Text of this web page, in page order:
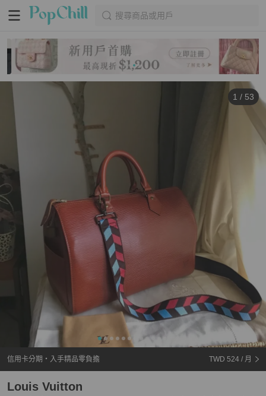
搜尋商品或用戶
1 / 53
信用卡分期・入手精品零負擔 TWD 524 / 月
Louis Vuitton